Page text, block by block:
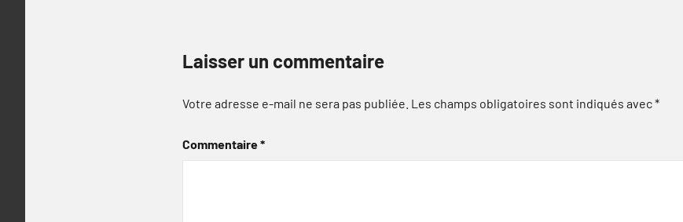
Laisser un commentaire
Votre adresse e-mail ne sera pas publiée. Les champs obligatoires sont indiqués avec*
Commentaire*